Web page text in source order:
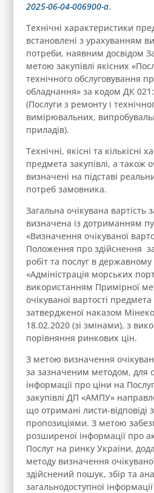
2025-06-04-006900-a.
Технічні характеристики
встановлені з урахуванням
потреби, наявним досвідом
метою закупівлі якісних
технічного обслуговування
обладнання» за кодом ДК
(Послуги з ремонту і
вимірювальних,
приладів).
Технічні, якісні та кількісні
предмета закупівлі, а також
визначені на підставі
потреб замовника.
Загальна очікувана вартість
визначена із дотриманням
«Визначення очікуваної
Положення про здійснення
робіт та послуг в державному
«Адміністрація морських
використанням Примірної
очікуваної вартості предмета
затвердженої наказом
18.02.2020 (зі змінами), з
порівняння ринкових цін.
З метою визначення
за зазначеним методом, для
інформації про ціни на
закупівлі ДП «АМПУ»
що отримані листи-відповіді
пропозиціями. З метою
розширеної інформації про
Послуг на ринку України,
методу визначення
здійснений пошук, збір та
загальнодоступної